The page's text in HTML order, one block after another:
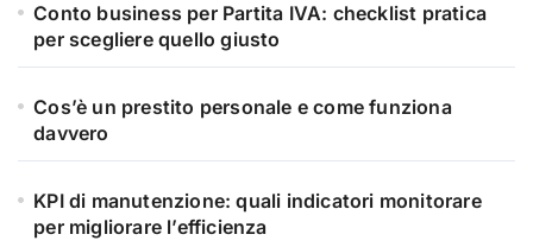
Conto business per Partita IVA: checklist pratica
per scegliere quello giusto
Cos’è un prestito personale e come funziona
davvero
KPI di manutenzione: quali indicatori monitorare
per migliorare l’efficienza